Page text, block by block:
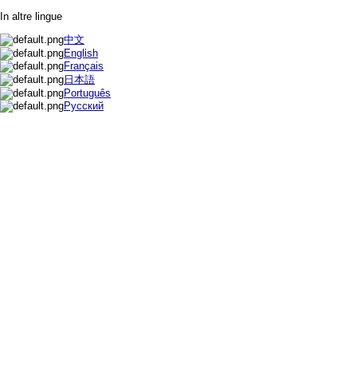
In altre lingue
中文
English
Français
日本語
Português
Русский